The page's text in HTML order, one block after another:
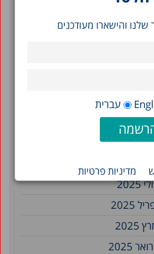
שלנו והישארו מעודכנים
עברית
מדיניות פרטיות
2025
2025
2025
2025
2025
2025
2025